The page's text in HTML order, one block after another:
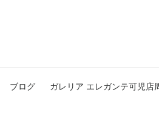
ブログ ガレリア エレガンテ可児店